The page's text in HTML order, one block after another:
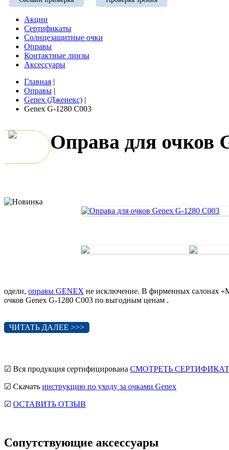
Акции
Сертификаты
Солнцезащитные очки
Оправы
Контактные линзы
Аксессуары
Главная |
Оправы |
Genex (Дженекс) |
Genex G-1280 C003
Оправа для очков
одели, оправы GENEX не исключение. В фирменных салонах
очков Genex G-1280 C003 по выгодным ценам .
ЧИТАТЬ ДАЛЕЕ >>>
☑ Вся продукция сертифицирована СМОТРЕТЬ
☑ Скачать инструкцию по уходу за очками Genex
☑ ОСТАВИТЬ ОТЗЫВ
Сопутствующие аксессуары